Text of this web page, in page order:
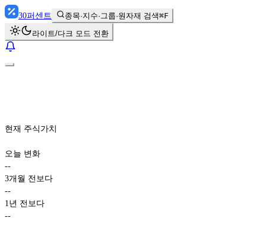
30퍼센트 종목·지수·그룹·원자재 검색⌘F
라이트/다크 모드 전환
현재 주식가치
오늘 변화
--
3개월 전보다
--
1년 전보다
--